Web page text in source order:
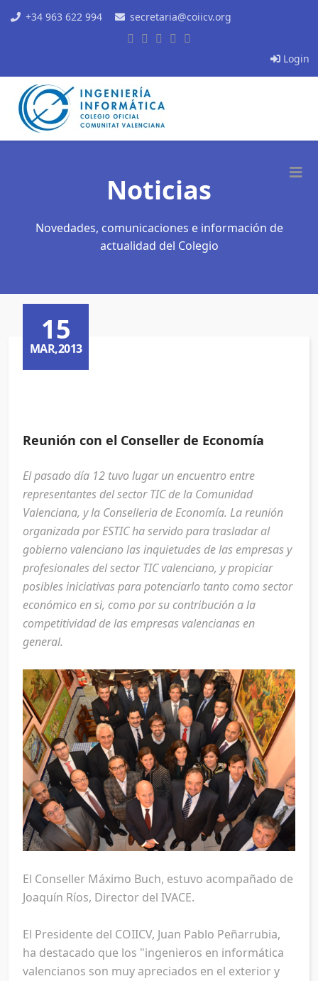
+34 963 622 994 secretaria@coiicv.org
Login
Noticias
Novedades, comunicaciones e información de
actualidad del Colegio
15
MAR,2013
Reunión con el Conseller de Economía
El pasado día 12 tuvo lugar un encuentro entre
representantes del sector TIC de la Comunidad
Valenciana, y la Conselleria de Economía. La reunión
organizada por ESTIC ha servido para trasladar al
gobierno valenciano las inquietudes de las empresas y
profesionales del sector TIC valenciano, y propiciar
posibles iniciativas para potenciarlo tanto como sector
económico en si, como por su contribución a la
competitividad de las empresas valencianas en
general.
El Conseller Máximo Buch, estuvo acompañado de
Joaquín Ríos, Director del IVACE.
El Presidente del COIICV, Juan Pablo Peñarrubia,
ha destacado que los "ingenieros en informática
valencianos son muy apreciados en el exterior y